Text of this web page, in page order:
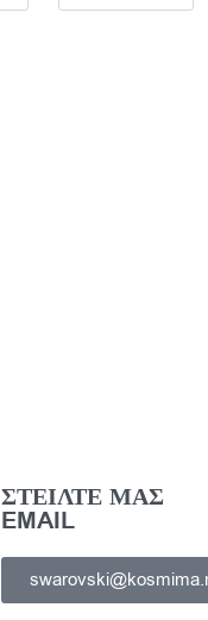
ΣΤΕΙΛΤΕ ΜΑΣ
EMAIL